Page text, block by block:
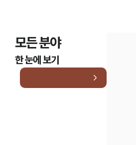
모든 분야
한 눈에 보기